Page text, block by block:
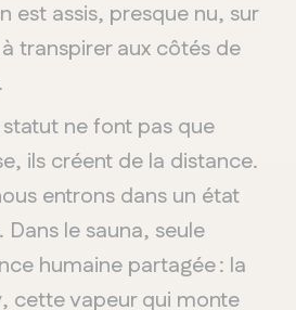
est assis, presque nu, sur
transpirer aux côtés de
ne font pas que
ils créent de la distance.
entrons dans un état
Dans le sauna, seule
humaine partagée : la
, cette vapeur qui monte